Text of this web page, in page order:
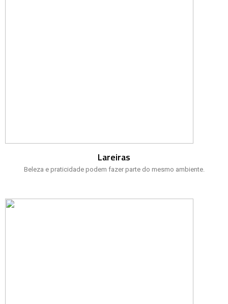
Lareiras
Beleza e praticidade podem fazer parte do mesmo ambiente.